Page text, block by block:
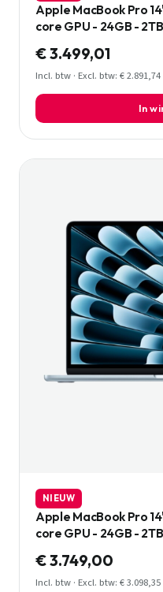
Apple MacBook Pro
core GPU - 24GB - 2TB
€ 3.499,01
Incl. btw · Excl. btw: € 2.891,74
In
NIEUW
Apple MacBook Pro
core GPU - 24GB - 2TB
€ 3.749,00
Incl. btw · Excl. btw: € 3.098,35